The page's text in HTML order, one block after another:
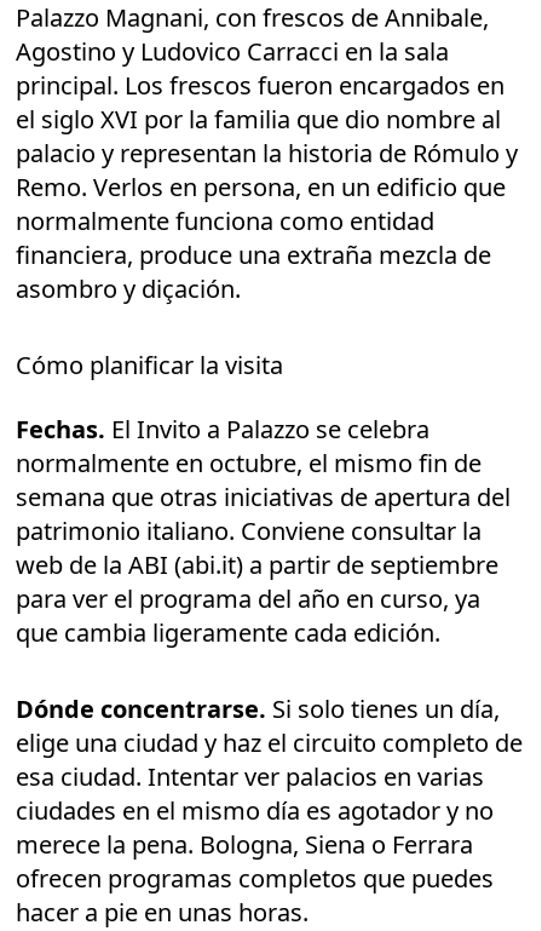
Palazzo Magnani, con frescos de Annibale,
Agostino y Ludovico Carracci en la sala
principal. Los frescos fueron encargados en
el siglo XVI por la familia que dio nombre al
palacio y representan la historia de Rómulo y
Remo. Verlos en persona, en un edificio que
normalmente funciona como entidad
financiera, produce una extraña mezcla de
asombro y diçación.
Cómo planificar la visita
Fechas. El Invito a Palazzo se celebra
normalmente en octubre, el mismo fin de
semana que otras iniciativas de apertura del
patrimonio italiano. Conviene consultar la
web de la ABI (abi.it) a partir de septiembre
para ver el programa del año en curso, ya
que cambia ligeramente cada edición.
Dónde concentrarse. Si solo tienes un día,
elige una ciudad y haz el circuito completo de
esa ciudad. Intentar ver palacios en varias
ciudades en el mismo día es agotador y no
merece la pena. Bologna, Siena o Ferrara
ofrecen programas completos que puedes
hacer a pie en unas horas.